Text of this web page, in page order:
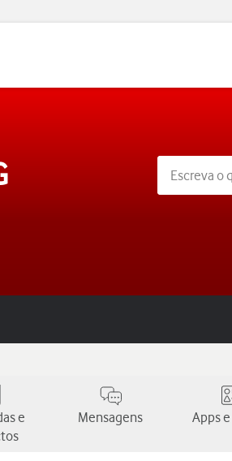
e
Mensagens Apps